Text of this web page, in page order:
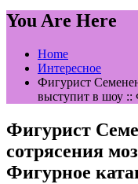
You Are Here
Home
Интересное
Фигурист
выступит в шоу ::
Фигурист
сотрясения
Фигурное